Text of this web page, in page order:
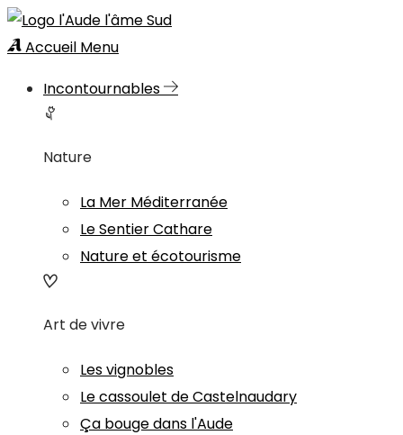
Accueil Menu
Incontournables
Nature
La Mer Méditerranée
Le Sentier Cathare
Nature et écotourisme
Art de vivre
Les vignobles
Le cassoulet de Castelnaudary
Ça bouge dans l'Aude